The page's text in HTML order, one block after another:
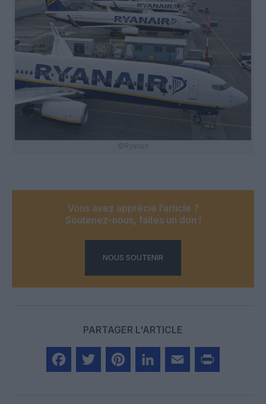
©Ryanair
Vous avez apprécié l’article ?
Soutenez-nous, faites un don !
NOUS SOUTENIR
PARTAGER L'ARTICLE